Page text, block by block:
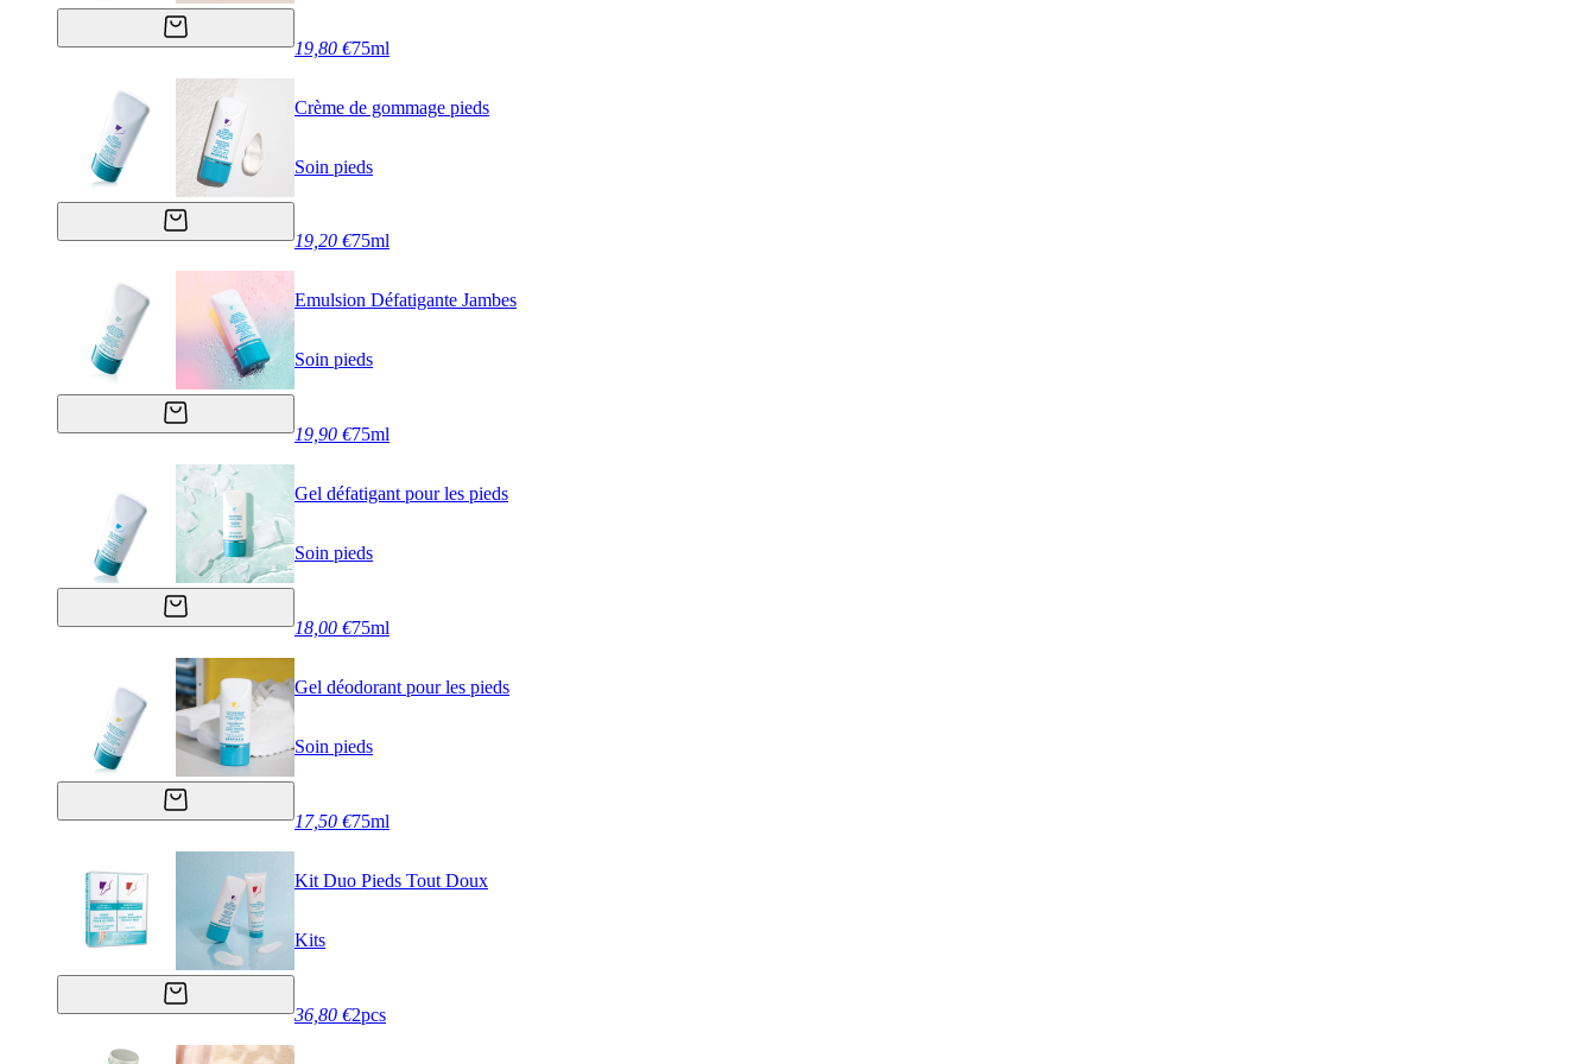
19,80 €75ml
Crème de gommage pieds
Soin pieds
19,20 €75ml
Emulsion Défatigante Jambes
Soin pieds
19,90 €75ml
Gel défatigant pour les pieds
Soin pieds
18,00 €75ml
Gel déodorant pour les pieds
Soin pieds
17,50 €75ml
Kit Duo Pieds Tout Doux
Kits
36,80 €2pcs